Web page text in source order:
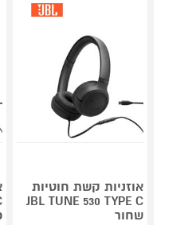
אוזניות קשת חוטיות
JBL TUNE 530 TYPE C
שחור